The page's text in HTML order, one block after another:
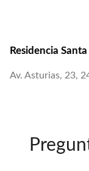
Residencia
Av. Asturias, 23,